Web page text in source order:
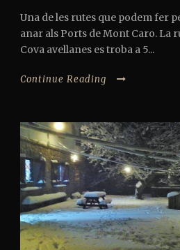
Una de les rutes que podem fer
anar als Ports de Mont Caro. La
Cova avellanes es troba a 5...
Continue Reading